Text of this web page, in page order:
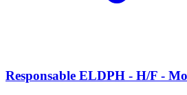
Responsable ELDPH - H/F -